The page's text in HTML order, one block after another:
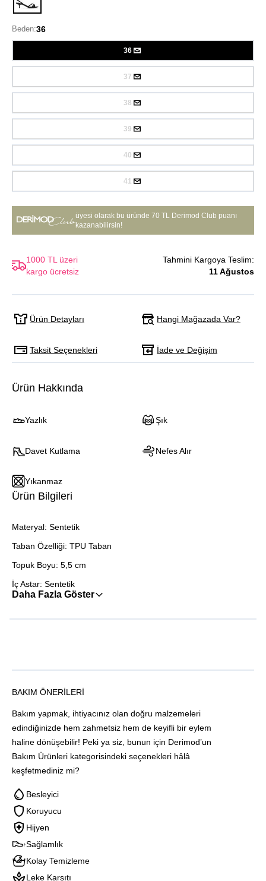
Beden:36
36
37
38
39
40
41
üyesi olarak bu üründe 70 TL Derimod Club puanı
kazanabilirsin!
1000 TL üzeri
kargo ücretsiz
Tahmini Kargoya Teslim:
11 Ağustos
Ürün Detayları Hangi Mağazada Var?
Taksit Seçenekleri İade ve Değişim
Ürün Hakkında
Yazlık Şık
Davet Kutlama Nefes Alır
Yıkanmaz
Ürün Bilgileri
Materyal: Sentetik
Taban Özelliği: TPU Taban
Topuk Boyu: 5,5 cm
İç Astar: Sentetik
Daha Fazla Göster
BAKIM ÖNERILERI
Bakım yapmak, ihtiyacınız olan doğru malzemeleri
edindiğinizde hem zahmetsiz hem de keyifli bir eylem
haline dönüşebilir! Peki ya siz, bunun için Derimod’un
Bakım Ürünleri kategorisindeki seçenekleri hâlâ
keşfetmediniz mi?
Besleyici
Koruyucu
Hijyen
Sağlamlık
Kolay Temizleme
Leke Karşıtı